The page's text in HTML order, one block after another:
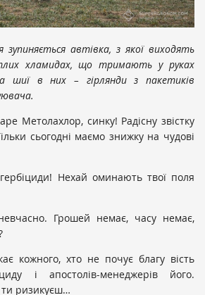
автівка, з якої виходять
хламидах, що тримають у руках
шиї в них – гірлянди з пакетиків
Метолахлор, синку! Радісну звістку
сьогодні маємо знижку на чудові
Нехай оминають твої поля
Грошей немає, часу немає,
кожного, хто не почує благу вість
і апостолів-менеджерів його.
ризикуєш…